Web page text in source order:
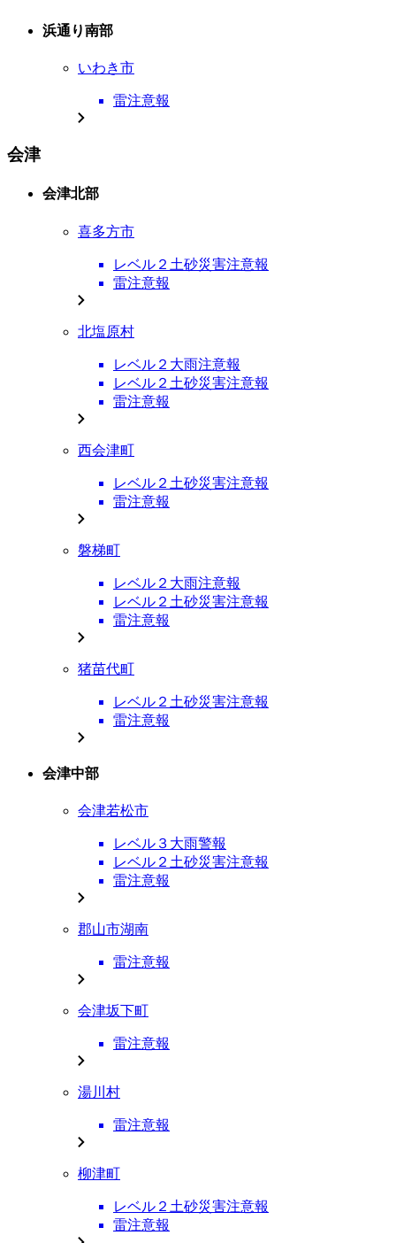
浜通り南部
いわき市
雷注意報
会津
会津北部
喜多方市
レベル２土砂災害注意報
雷注意報
北塩原村
レベル２大雨注意報
レベル２土砂災害注意報
雷注意報
西会津町
レベル２土砂災害注意報
雷注意報
磐梯町
レベル２大雨注意報
レベル２土砂災害注意報
雷注意報
猪苗代町
レベル２土砂災害注意報
雷注意報
会津中部
会津若松市
レベル３大雨警報
レベル２土砂災害注意報
雷注意報
郡山市湖南
雷注意報
会津坂下町
雷注意報
湯川村
雷注意報
柳津町
レベル２土砂災害注意報
雷注意報